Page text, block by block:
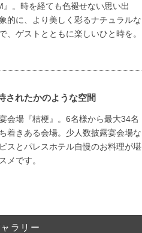
。時を経ても色褪せない思い出
的に、より美しく彩るナチュラルな
、ゲストとともに楽しいひと時を。
されたかのような空間
会場『桔梗』。6名様から最大34名
着きある会場。少人数披露宴会場な
スとパレスホテル自慢のお料理が堪
メです。
ラリー